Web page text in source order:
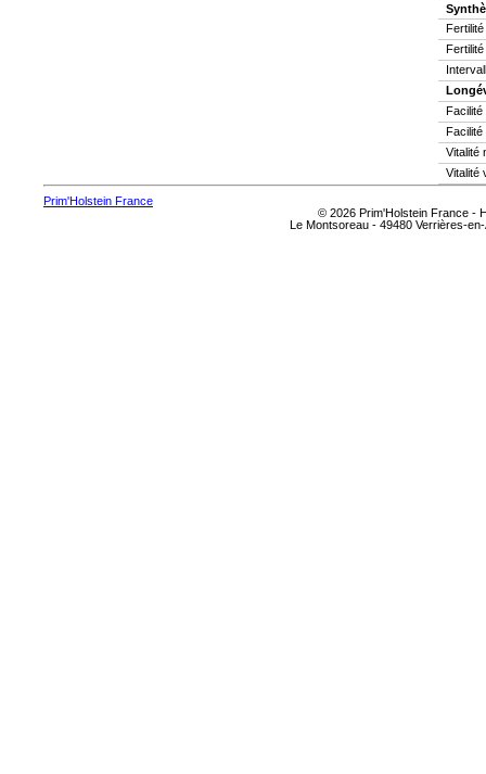
Facilité
Facilité
Vitalité
Vitalité
Prim'Holstein France
© 2026 Prim'Holstein France -
Le Montsoreau - 49480 Verrières-